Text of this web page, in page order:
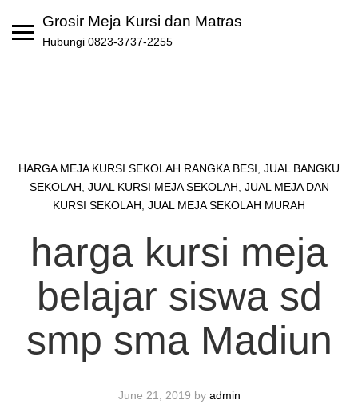
Grosir Meja Kursi dan Matras
Hubungi 0823-3737-2255
HARGA MEJA KURSI SEKOLAH RANGKA BESI JUAL BANGKU
SEKOLAH JUAL KURSI MEJA SEKOLAH JUAL MEJA DAN
KURSI SEKOLAH JUAL MEJA SEKOLAH MURAH
harga kursi meja
belajar siswa sd
smp sma Madiun
June 21, 2019 by admin